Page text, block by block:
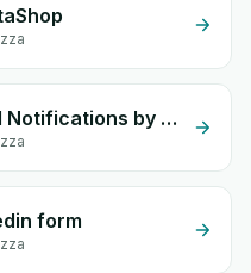
Digylog + Email Notifications by eGrow
form